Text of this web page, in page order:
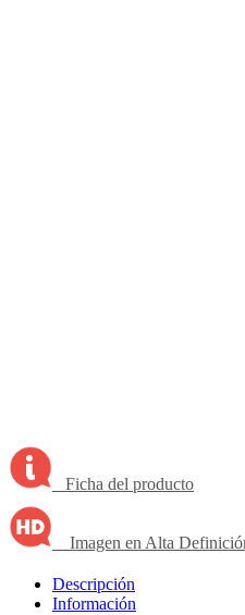
Ficha del producto
Imagen en Alta
Descripción
Información